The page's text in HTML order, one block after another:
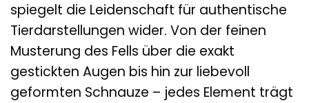
spiegelt die Leidenschaft für authentische
Tierdarstellungen wider. Von der feinen
Musterung des Fells über die exakt
gestickten Augen bis hin zur liebevoll
geformten Schnauze – jedes Element trägt